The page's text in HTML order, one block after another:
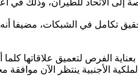
تكامل في الشبكات، مضيفا
الفرص لتعميق علاقاتها